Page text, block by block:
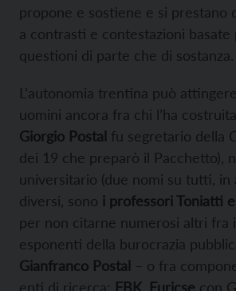
propone e sostiene e si prestano
a contrasti e contestazioni basate
questioni di parte che di sostanza.
L’autonomia trentina può
uomini ancora fra chi l’ha
Giorgio Postal fu segretario della
dei 19 che preparò il Pacchetto),
universitario (due nomi su tutti, in
diversi, sono i professori Toniatti
per non citarne numerosi altri fra
esponenti della burocrazia
Gianfranco Postal – o fra
enti di ricerca: FBK Euricse con